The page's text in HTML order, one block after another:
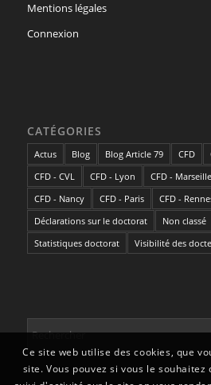
Mentions légales
Connexion
CATÉGORIES
Actus Blog Blog Article 79 CFD
CFD - CVL
CFD - Lyon CFD - Marseille
CFD - Nancy
CFD - Paris CFD -
Déclarations sur le doctorat
Non classé
Statistiques doctorat
Visibilité des
Ce site web utilise des cookies, que
site. Vous pouvez si vous le